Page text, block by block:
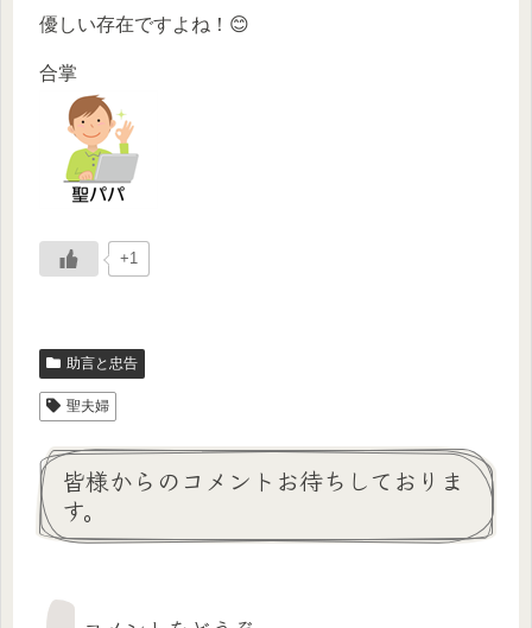
優しい存在ですよね！😊
合掌
+1
助言と忠告
聖夫婦
皆様からのコメントお待ちしておりま
す。